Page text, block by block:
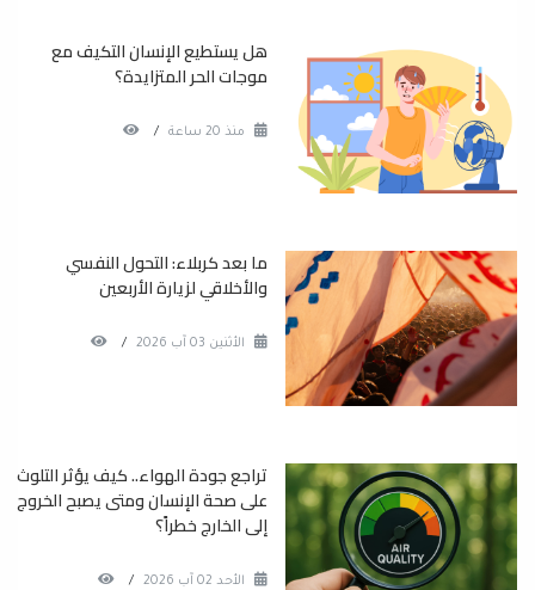
هل يستطيع الإنسان التكيف مع
موجات الحر المتزايدة؟
منذ 20 ساعة /
ما بعد كربلاء: التحول النفسي
والأخلاقي لزيارة الأربعين
الأثنين 03 آب 2026 /
تراجع جودة الهواء.. كيف يؤثر التلوث
على صحة الإنسان ومتى يصبح الخروج
إلى الخارج خطراً؟
الأحد 02 آب 2026 /